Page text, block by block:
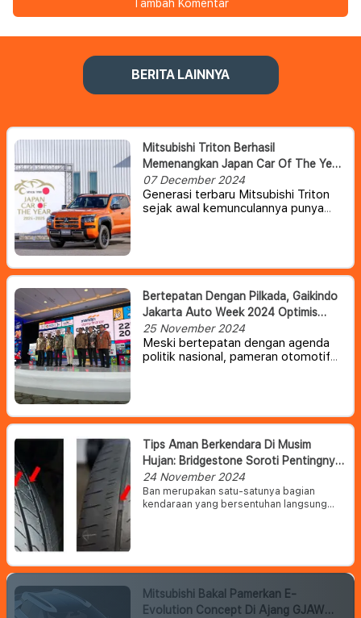
Tambah Komentar
BERITA LAINNYA
Mitsubishi Triton Berhasil
Memenangkan Japan Car Of The Year
(JCOTY) 2024
07 December 2024
Generasi terbaru Mitsubishi Triton
sejak awal kemunculannya punya
memenangkan sebuah penghargaan
bergengsi di Jepang.
Bertepatan Dengan Pilkada, Gaikindo
Jakarta Auto Week 2024 Optimis
Akan Tetap Berjalan Lancar
25 November 2024
Meski bertepatan dengan agenda
politik nasional, pameran otomotif
industri otomotif.
Tips Aman Berkendara Di Musim
Hujan: Bridgestone Soroti Pentingnya
Perawatan Ban
24 November 2024
Ban merupakan satu-satunya bagian
kendaraan yang bersentuhan langsung
dalam kondisi hujan.
Mitsubishi Bakal Pamerkan E-
Evolution Concept Di Ajang GJAW